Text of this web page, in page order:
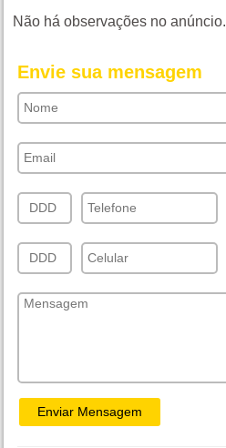
Não há observações no anúncio.
Envie sua mensagem